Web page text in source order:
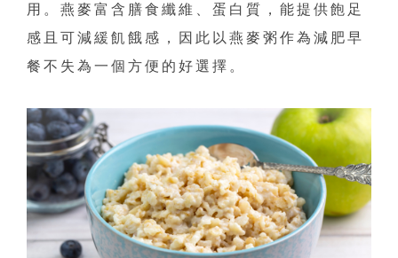
用。燕麥富含膳食纖維、蛋白質，能提供飽足
感且可減緩飢餓感，因此以燕麥粥作為減肥早
餐不失為一個方便的好選擇。